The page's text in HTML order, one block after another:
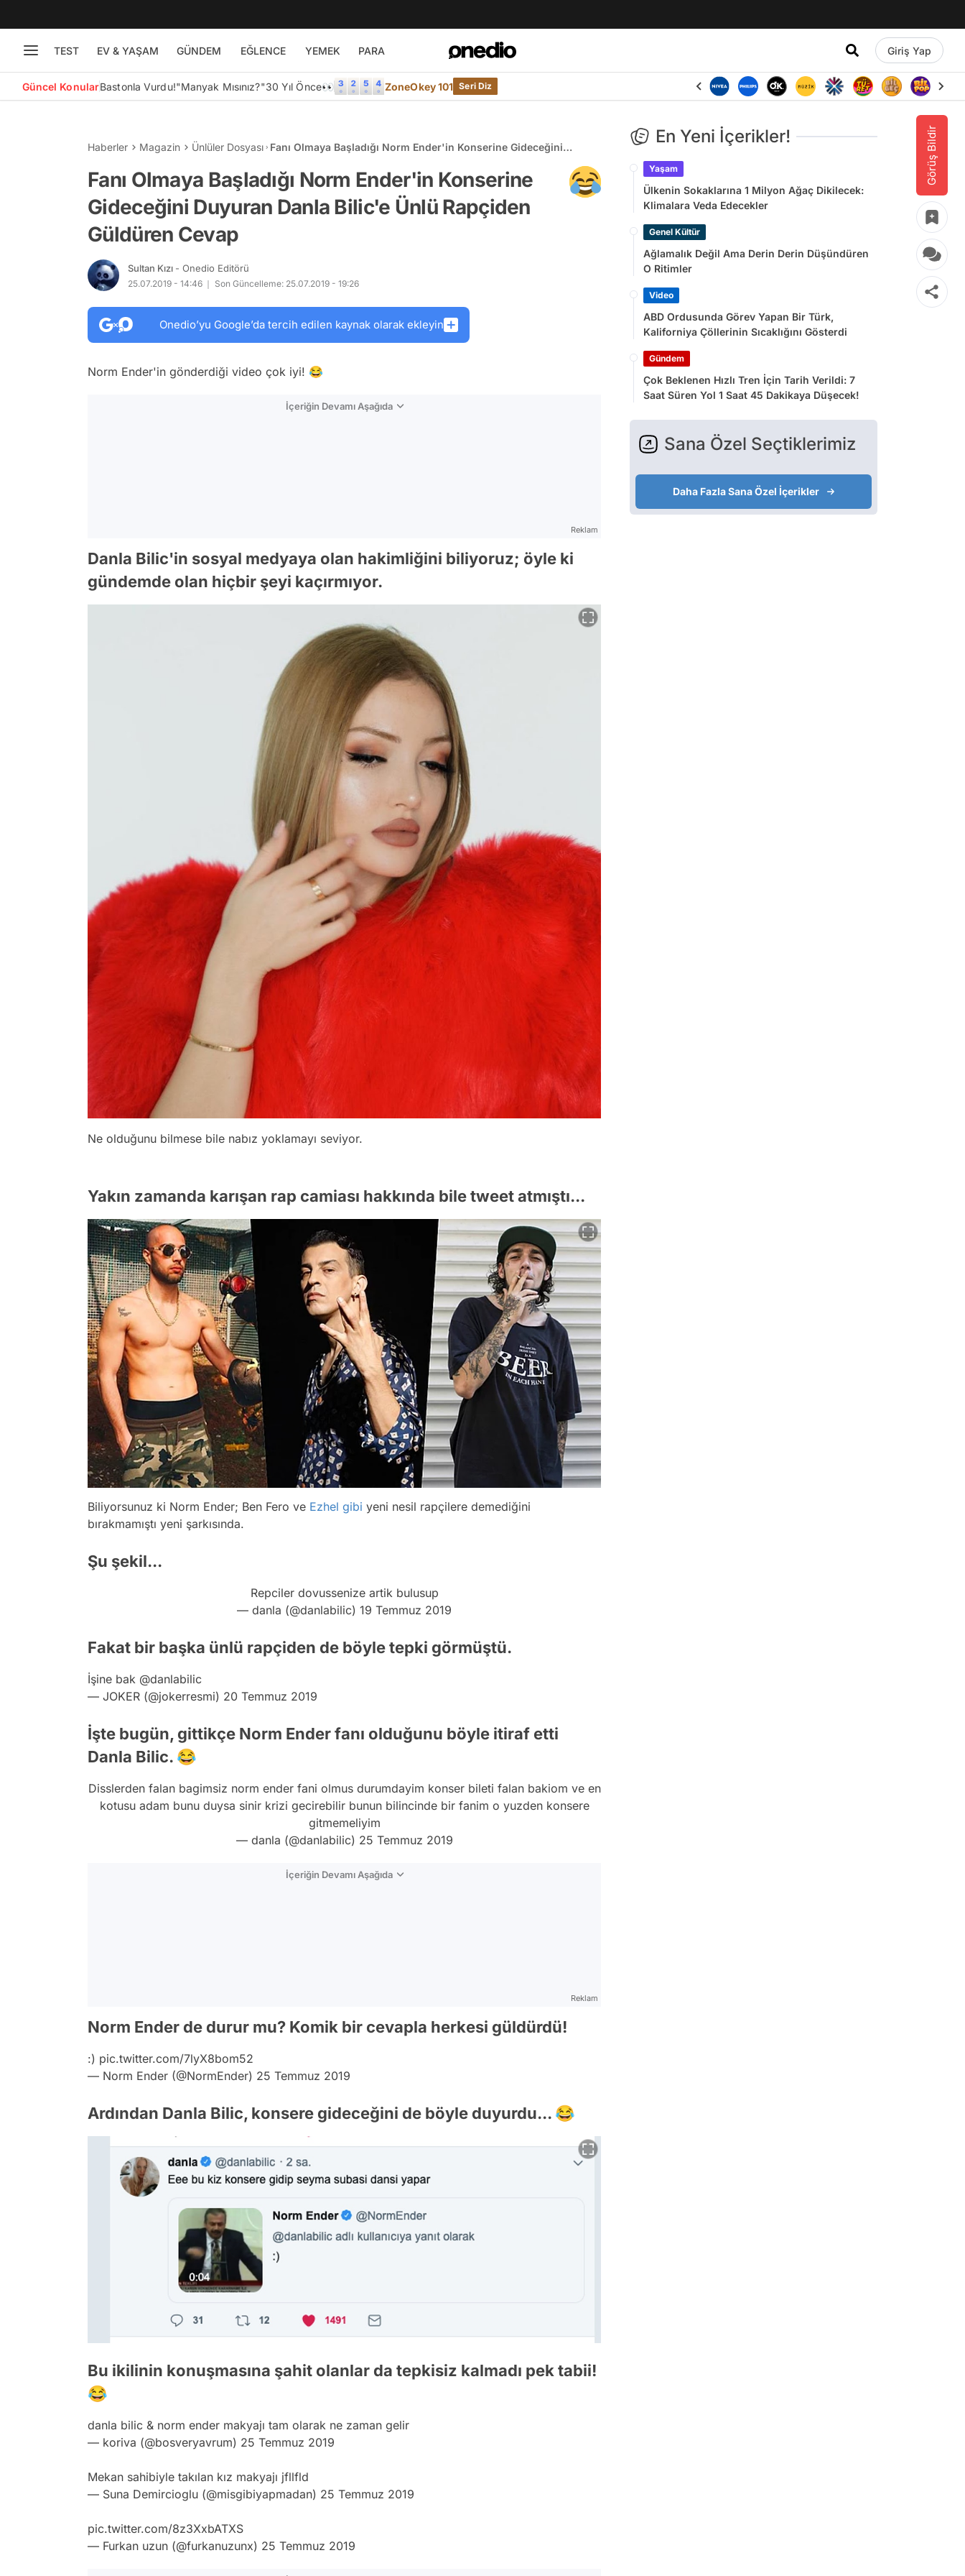
TEST EV & YAŞAM GÜNDEM EĞLENCE YEMEK PARA Giriş Yap
Güncel KonularBastonla Vurdu!"Manyak Mısınız?"30 Yıl Önce👀 ZoneOkey 101 Seri Diz
Görüş Bildir
Haberler Magazin Ünlüler Dosyası Fanı Olmaya Başladığı Norm Ender'in Konserine Gideceğini
Fanı Olmaya Başladığı Norm Ender'in Konserine
Gideceğini Duyuran Danla Bilic'e Ünlü Rapçiden
Güldüren Cevap
Sultan Kızı - Onedio Editörü
25.07.2019 - 14:46 Son Güncelleme: 25.07.2019 - 19:26
Onedio’yu Google’da tercih edilen kaynak olarak ekleyin
Norm Ender'in gönderdiği video çok iyi! 😂
İçeriğin Devamı Aşağıda
Reklam
Danla Bilic'in sosyal medyaya olan hakimliğini biliyoruz; öyle ki
gündemde olan hiçbir şeyi kaçırmıyor.
Ne olduğunu bilmese bile nabız yoklamayı seviyor.
Yakın zamanda karışan rap camiası hakkında bile tweet atmıştı...
Biliyorsunuz ki Norm Ender; Ben Fero ve Ezhel gibi yeni nesil rapçilere demediğini
bırakmamıştı yeni şarkısında.
Şu şekil...
Repciler dovussenize artik bulusup
— danla (@danlabilic) 19 Temmuz 2019
Fakat bir başka ünlü rapçiden de böyle tepki görmüştü.
İşine bak @danlabilic
— JOKER (@jokerresmi) 20 Temmuz 2019
İşte bugün, gittikçe Norm Ender fanı olduğunu böyle itiraf etti
Danla Bilic. 😂
Disslerden falan bagimsiz norm ender fani olmus durumdayim konser bileti falan bakiom ve en
kotusu adam bunu duysa sinir krizi gecirebilir bunun bilincinde bir fanim o yuzden konsere
gitmemeliyim
— danla (@danlabilic) 25 Temmuz 2019
İçeriğin Devamı Aşağıda
Reklam
Norm Ender de durur mu? Komik bir cevapla herkesi güldürdü!
:) pic.twitter.com/7lyX8bom52
— Norm Ender (@NormEnder) 25 Temmuz 2019
Ardından Danla Bilic, konsere gideceğini de böyle duyurdu... 😂
Bu ikilinin konuşmasına şahit olanlar da tepkisiz kalmadı pek tabii!
😂
danla bilic & norm ender makyajı tam olarak ne zaman gelir
— koriva (@bosveryavrum) 25 Temmuz 2019
Mekan sahibiyle takılan kız makyajı jfllfld
— Suna Demircioglu (@misgibiyapmadan) 25 Temmuz 2019
pic.twitter.com/8z3XxbATXS
— Furkan uzun (@furkanuzunx) 25 Temmuz 2019
En Yeni İçerikler!
Yaşam
Ülkenin Sokaklarına 1 Milyon Ağaç Dikilecek:
Klimalara Veda Edecekler
Genel Kültür
Ağlamalık Değil Ama Derin Derin Düşündüren
O Ritimler
Video
ABD Ordusunda Görev Yapan Bir Türk,
Kaliforniya Çöllerinin Sıcaklığını Gösterdi
Gündem
Çok Beklenen Hızlı Tren İçin Tarih Verildi: 7
Saat Süren Yol 1 Saat 45 Dakikaya Düşecek!
Sana Özel Seçtiklerimiz
Daha Fazla Sana Özel İçerikler